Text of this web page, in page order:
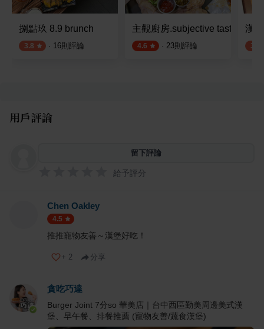
捌點玖 8.9 brunch
3.8 · 16則評論
主觀廚房.subjective taste
4.6 · 23則評論
漢
3.9
用戶評論
留下評論
給予評分
Chen Oakley
4.5
推推寵物友善～漢堡好吃！
+ 2 分享
貪吃巧達
Burger Joint 7分so 華美店｜台中西區勤美周邊美式漢
堡、早午餐、排餐推薦 (寵物友善/蔬食漢堡)